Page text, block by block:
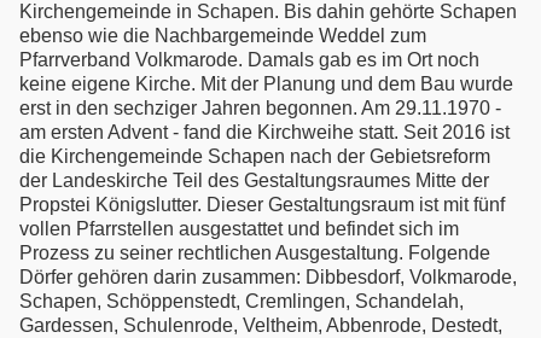
Kirchengemeinde in Schapen. Bis dahin gehörte Schapen
ebenso wie die Nachbargemeinde Weddel zum
Pfarrverband Volkmarode. Damals gab es im Ort noch
keine eigene Kirche. Mit der Planung und dem Bau wurde
erst in den sechziger Jahren begonnen. Am 29.11.1970 -
am ersten Advent - fand die Kirchweihe statt. Seit 2016 ist
die Kirchengemeinde Schapen nach der Gebietsreform
der Landeskirche Teil des Gestaltungsraumes Mitte der
Propstei Königslutter. Dieser Gestaltungsraum ist mit fünf
vollen Pfarrstellen ausgestattet und befindet sich im
Prozess zu seiner rechtlichen Ausgestaltung. Folgende
Dörfer gehören darin zusammen: Dibbesdorf, Volkmarode,
Schapen, Schöppenstedt, Cremlingen, Schandelah,
Gardessen, Schulenrode, Veltheim, Abbenrode, Destedt,